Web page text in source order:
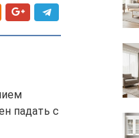
падать с